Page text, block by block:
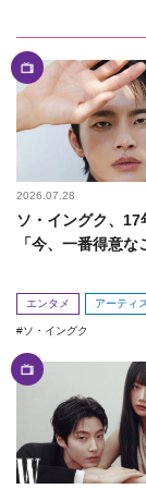
2026.07.28
ソ・イングク、17
「今、一番得意な
エンタメ アーティ
ソ・イングク